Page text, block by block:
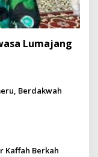
Lumajang
Berdakwah
Kaffah Berkah